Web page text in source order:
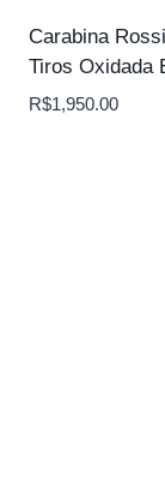
Carabina
Tiros Oxidada
R$1,950.00